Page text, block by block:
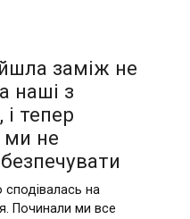
заміж не
наші з
тепер
ми не
сподівалась на
Починали ми все